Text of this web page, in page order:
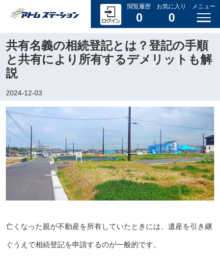
閲覧履歴
0
お気に入り
0
メニュー
共有名義の相続登記とは？登記の手順
と共有により所有するデメリットも解
説
2024-12-03
亡くなった親が不動産を所有していたときには、遺産を引き継
ぐうえで相続登記を申請するのが一般的です。